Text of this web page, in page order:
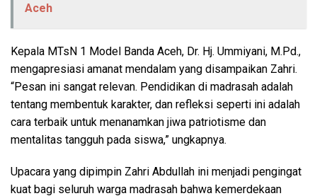
Aceh
Kepala MTsN 1 Model Banda Aceh, Dr. Hj. Ummiyani, M.Pd.,
mengapresiasi amanat mendalam yang disampaikan Zahri.
“Pesan ini sangat relevan. Pendidikan di madrasah adalah
tentang membentuk karakter, dan refleksi seperti ini adalah
cara terbaik untuk menanamkan jiwa patriotisme dan
mentalitas tangguh pada siswa,” ungkapnya.
Upacara yang dipimpin Zahri Abdullah ini menjadi pengingat
kuat bagi seluruh warga madrasah bahwa kemerdekaan